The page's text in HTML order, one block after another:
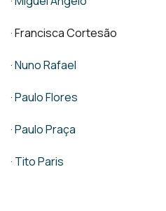
· Francisca Cortesão
·Nuno Rafael
·Paulo Flores
·Paulo Praça
· Tito Paris